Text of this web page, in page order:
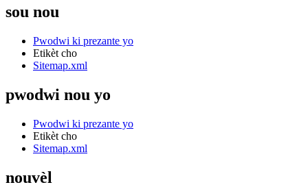
sou nou
Pwodwi ki prezante yo
Etikèt cho
Sitemap.xml
pwodwi nou yo
Pwodwi ki prezante yo
Etikèt cho
Sitemap.xml
nouvèl